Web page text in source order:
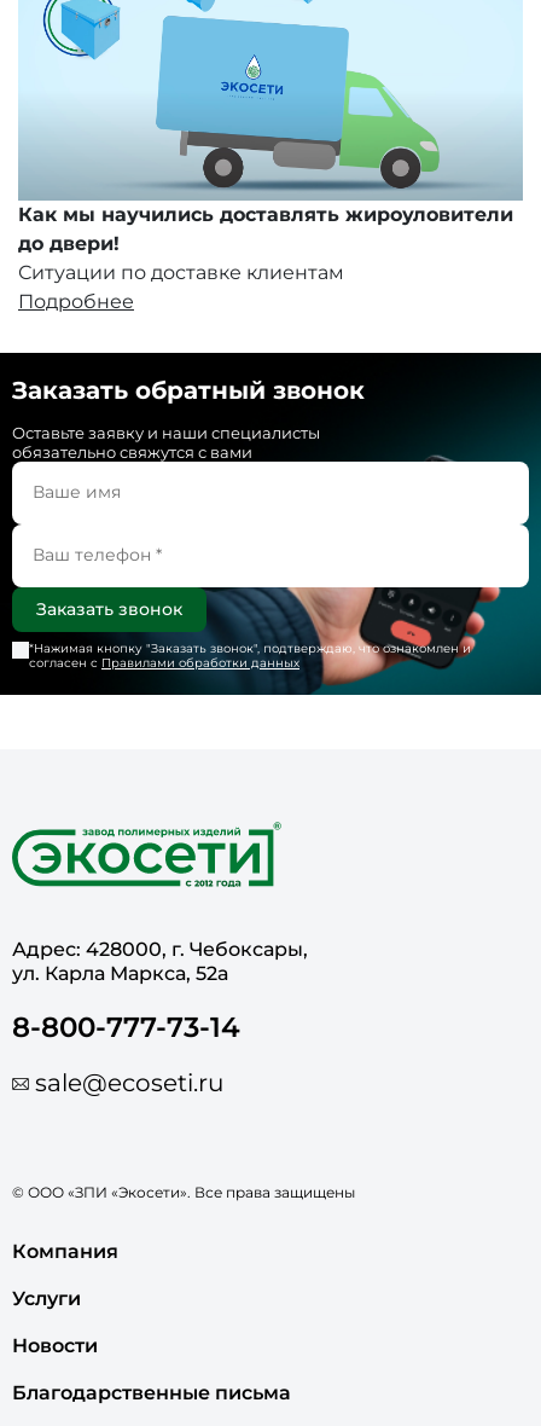
Как мы научились доставлять жироуловители
до двери!
Ситуации по доставке клиентам
Подробнее
Заказать обратный звонок
Оставьте заявку и наши специалисты
обязательно свяжутся с вами
*Нажимая кнопку "Заказать звонок", подтверждаю, что ознакомлен и
согласен с Правилами обработки данных
Адрес: 428000, г. Чебоксары,
ул. Карла Маркса, 52а
8-800-777-73-14
sale@ecoseti.ru
© ООО «ЗПИ «Экосети». Все права защищены
Компания
Услуги
Новости
Благодарственные письма